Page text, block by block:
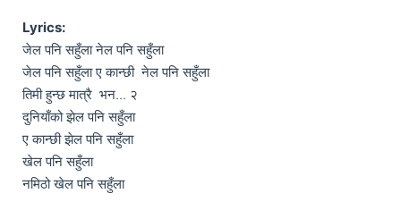
Lyrics:
जेल पनि सहुँला नेल पनि सहुँला
जेल पनि सहुँला ए कान्छी  नेल पनि सहुँला
तिमी हुन्छ मात्रै  भन... २
दुनियाँको झेल पनि सहुँला
ए कान्छी झेल पनि सहुँला
खेल पनि सहुँला
नमिठो खेल पनि सहुँला